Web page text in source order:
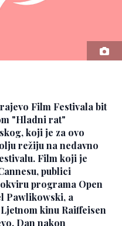
Film Festivala bit
"Hladni rat"
koji je za ovo
režiju na nedavno
Film koji je
publici
programa Open
Pawlikowski, a
kinu Raiffeisen
Dan nakon